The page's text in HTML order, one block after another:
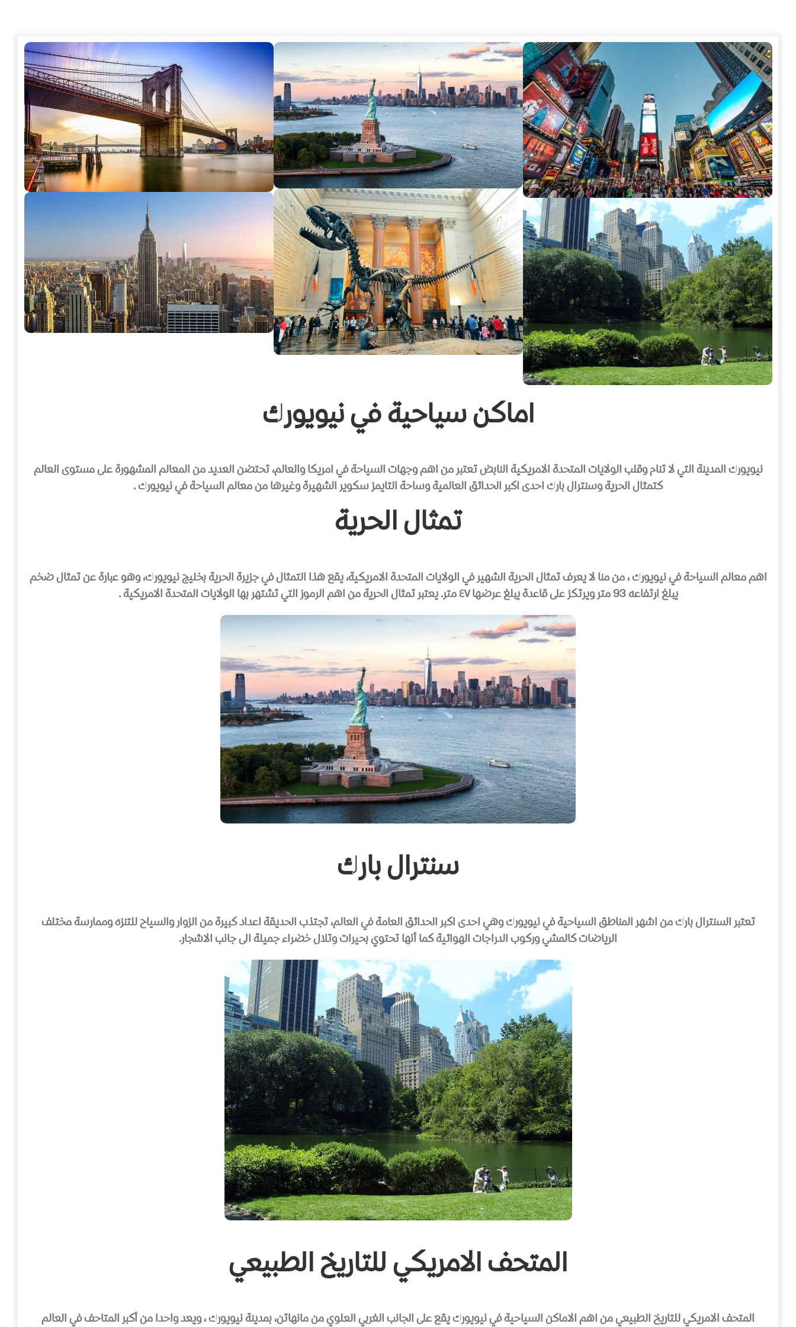
اماكن سياحية في نيويورك
نيويورك المدينة التي لا تنام وقلب الولايات المتحدة الامريكية النابض تعتبر من اهم وجهات السياحة في امريكا والعالم، تحتضن العديد من المعالم المشهورة على مستوى العالم
كتمثال الحرية وسنترال بارك احدى اكبر الحدائق العالمية وساحة التايمز سكوير الشهيرة وغيرها من معالم السياحة في نيويورك .
تمثال الحرية
اهم معالم السياحة في نيويورك ، من منا لا يعرف تمثال الحرية الشهير في الولايات المتحدة الامريكية، يقع هذا التمثال في جزيرة الحرية بخليج نيويورك، وهو عبارة عن تمثال ضخم
يبلغ ارتفاعه 93 متر ويرتكز على قاعدة يبلغ عرضها ٤٧ متر. يعتبر تمثال الحرية من اهم الرموز التي تشتهر بها الولايات المتحدة الامريكية .
سنترال بارك
تعتبر السنترال بارك من اشهر المناطق السياحية في نيويورك وهي احدى اكبر الحدائق العامة في العالم، تجتذب الحديقة اعداد كبيرة من الزوار والسياح للتنزه وممارسة مختلف
الرياضات كالمشي وركوب الدراجات الهوائية كما أنها تحتوي بحيرات وتلال خضراء جميلة الى جانب الاشجار.
المتحف الامريكي للتاريخ الطبيعي
المتحف الامريكي للتاريخ الطبيعي من اهم الاماكن السياحية في نيويورك يقع على الجانب الغربي العلوي من مانهاتن، بمدينة نيويورك ، ويعد واحدا من أكبر المتاحف في العالم